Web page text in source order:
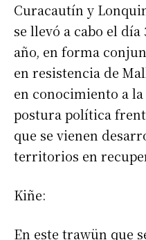
Curacautín y
se llevó a cabo el
año, en forma
en resistencia de
en conocimiento a
postura política
que se vienen
territorios en
Kiñe:
En este trawün que